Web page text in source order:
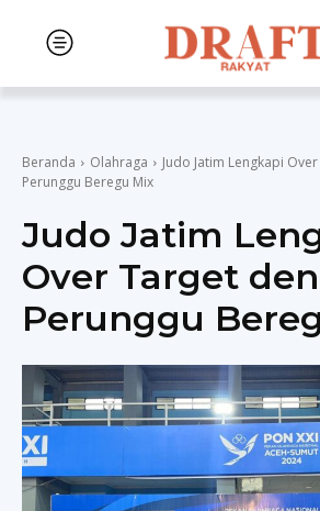
Beranda Olahraga
Judo Jatim Lengkapi
Perunggu Beregu Mix
Judo Jatim
Over Target
Perunggu